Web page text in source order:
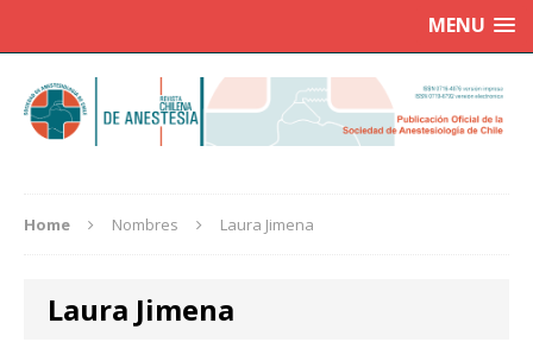
MENU
Home Nombres Laura Jimena
Laura Jimena